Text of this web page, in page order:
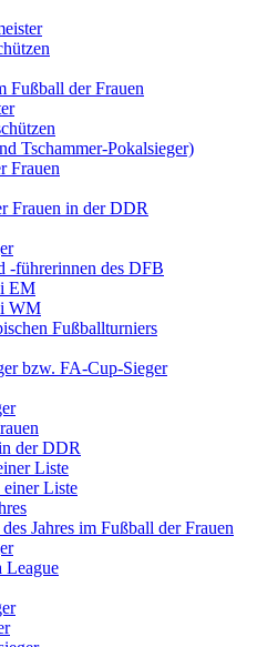
Fußball der Frauen
Tschammer-Pokalsieger)
Frauen
Frauen in der DDR
-führerinnen des DFB
EM
WM
Fußballturniers
bzw. FA-Cup-Sieger
der DDR
Liste
Liste
Jahres im Fußball der Frauen
League